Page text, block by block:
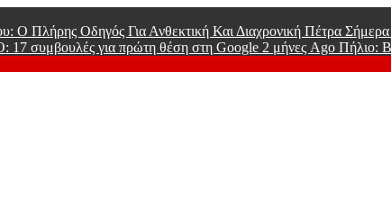
Ο Πλήρης Οδηγός Για Ανθεκτική Και Διαχρονική Πέτρα
17 συμβουλές για πρώτη θέση στη Google 2 μήνες Ago Πήλιο: